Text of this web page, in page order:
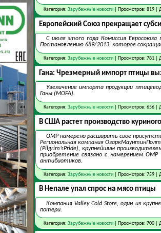
Категория: Зарубежные новости| Просмотров: 819 |
Европейский Союз прекращает
С июля этого года Комиссия
Постановлению 689/2013, которое
Категория: Зарубежные новости| Просмотров: 781 |
Гана: Чрезмерный импорт птицы
Увеличение импорта продукции
Ганы (MOFA).
Категория: Зарубежные новости| Просмотров: 656 |
В США растет производство
ОМР намерено расширить свое
Региональная компания
(Pilgrim’sPride), крупнейшим
приобретение связано с намерением
антибиотиков.
Категория: Зарубежные новости| Просмотров: 759 |
В Непале упал спрос на мясо птицы
Компания Valley Cold Store, один из
потери.
Категория: Зарубежные новости| Просмотров: 700 |